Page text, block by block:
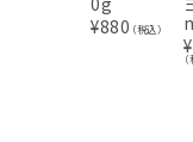
¥880 （税込）
¥